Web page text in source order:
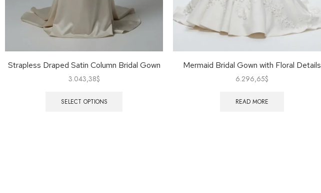
Strapless Draped Satin Column Bridal Gown
3.043,38$
SELECT OPTIONS
Mermaid Bridal Gown with Floral Details
6.296,65$
READ MORE